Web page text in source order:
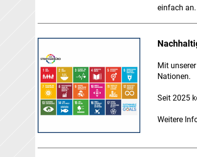
einfach an.
Mit
Nationen.
Seit 2025
Weitere